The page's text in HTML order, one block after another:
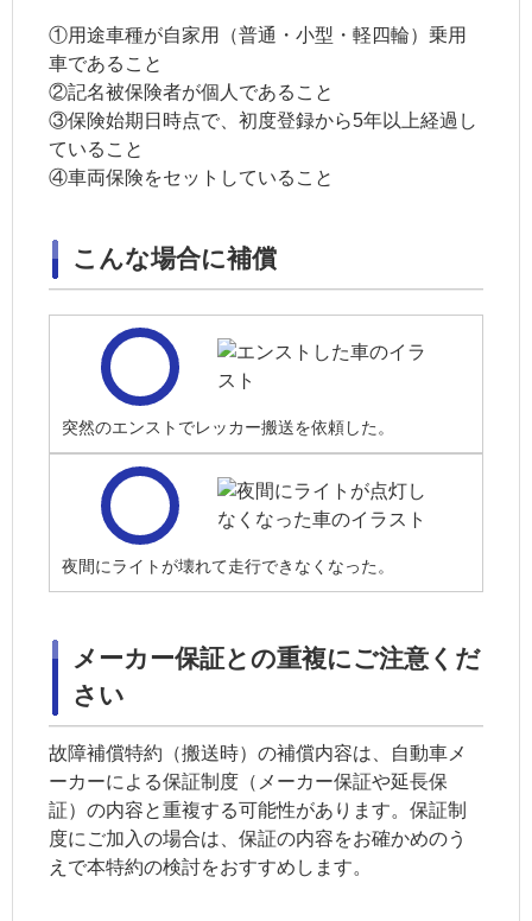
①用途車種が自家用（普通・小型・軽四輪）乗用
車であること
②記名被保険者が個人であること
③保険始期日時点で、初度登録から5年以上経過し
ていること
④車両保険をセットしていること
こんな場合に補償
突然のエンストでレッカー搬送を依頼した。
夜間にライトが壊れて走行できなくなった。
メーカー保証との重複にご注意くだ
さい
故障補償特約（搬送時）の補償内容は、自動車メ
ーカーによる保証制度（メーカー保証や延長保
証）の内容と重複する可能性があります。保証制
度にご加入の場合は、保証の内容をお確かめのう
えで本特約の検討をおすすめします。